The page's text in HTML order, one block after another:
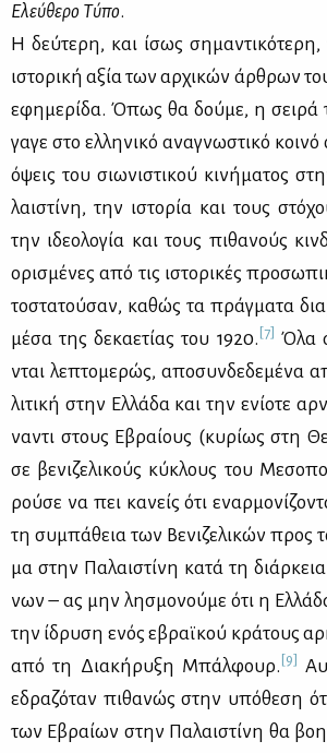
Ελεύ­θε­ρο Τύ­πο.
Η δεύ­τε­ρη, και ίσως
ιστο­ρι­κή αξία των αρ­χι­κών άρ­θρων
εφη­με­ρί­δα. Όπως θα δού­με, η
γα­γε στο ελ­λη­νι­κό ανα­γνω­στι­κό κοι­νό
όψεις του σιω­νι­στι­κού κι­νή­μα­τος
λαι­στί­νη, την ιστο­ρία και τους
την ιδε­ο­λο­γία και τους πι­θα­νούς
ορι­σμέ­νες από τις ιστο­ρι­κές
το­στα­τού­σαν, κα­θώς τα πράγ­μα­τα
μέ­σα της δε­κα­ε­τί­ας του 1920. [7] Όλα
νται λε­πτο­με­ρώς, απο­συν­δε­δε­μέ­να
λι­τι­κή στην Ελ­λά­δα και την ενί­ο­τε
να­ντι στους Εβραί­ους (κυ­ρί­ως στη
σε βε­νι­ζε­λι­κούς κύ­κλους του
ρού­σε να πει κα­νείς ότι
τη συ­μπά­θεια των Βε­νι­ζε­λι­κών προς
μα στην Πα­λαι­στί­νη κα­τά τη
νων – ας μην λη­σμο­νού­με ότι η
την ίδρυ­ση ενός εβραϊ­κού κρά­τους
από τη Δια­κή­ρυ­ξη Μπάλ­φουρ. [9]
εδρα­ζό­ταν πι­θα­νώς στην υπό­θε­ση
των Εβραί­ων στην Πα­λαι­στί­νη θα